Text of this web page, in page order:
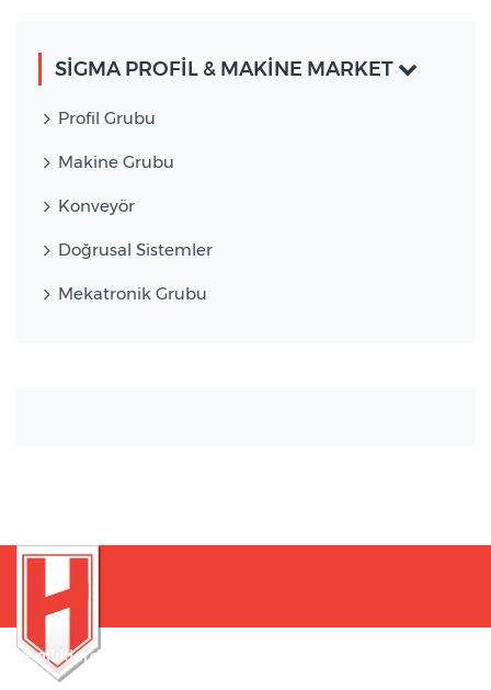
SIGMA PROFIL & MAKINE MARKET
Profil Grubu
Makine Grubu
Konveyör
Doğrusal Sistemler
Mekatronik Grubu
Yeniliklerden haberdar olmak için bültenimize kaydolun